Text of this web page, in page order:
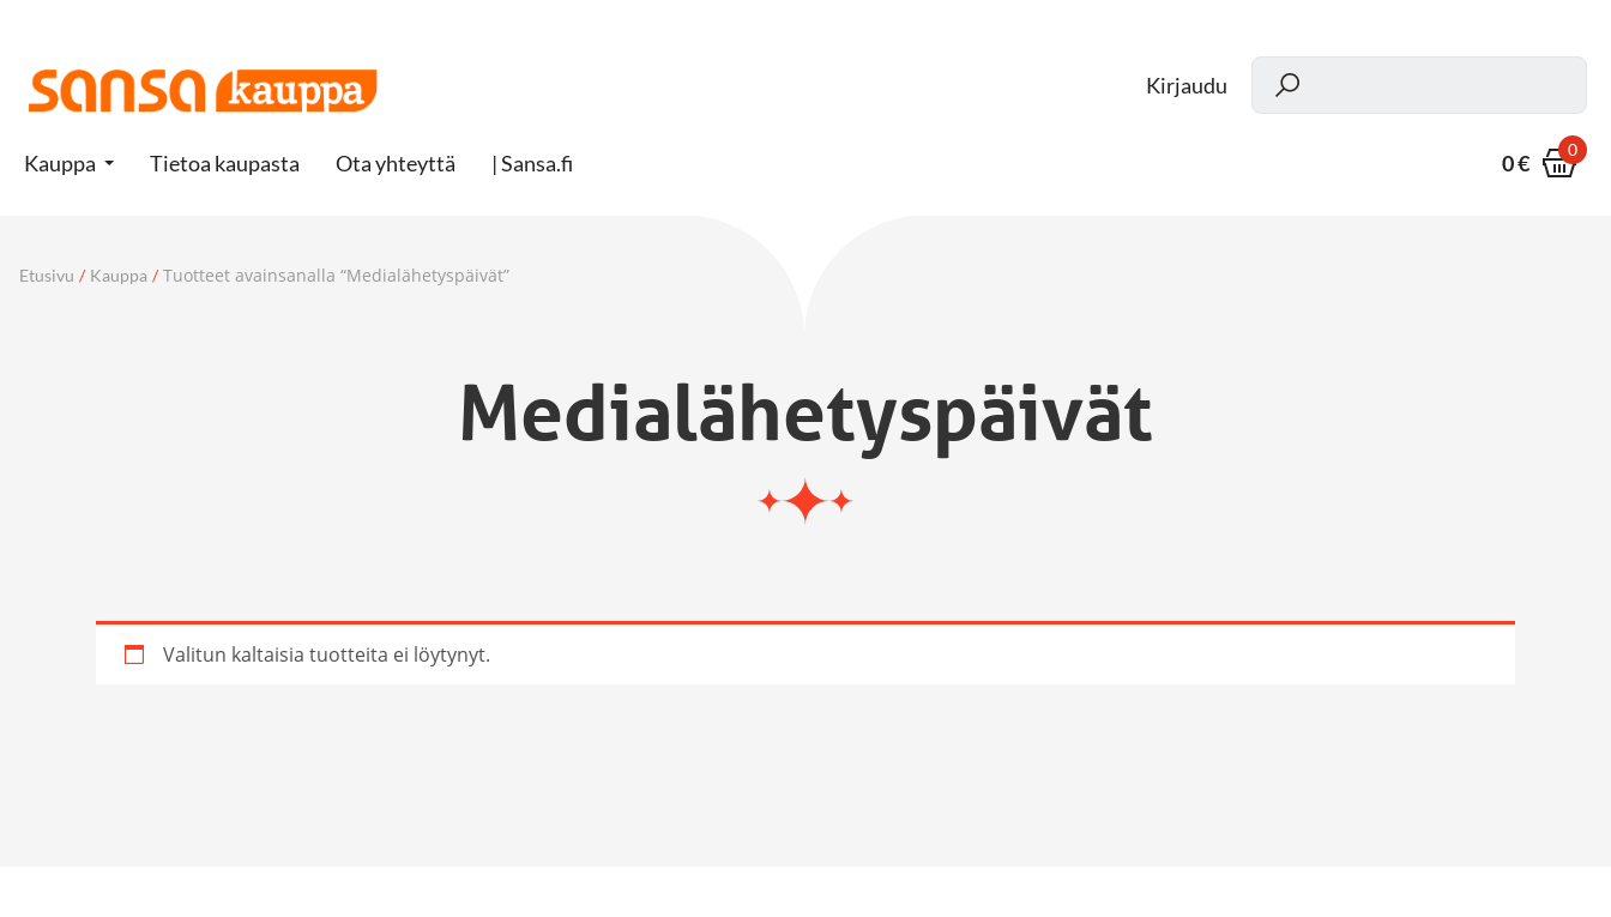
Kirjaudu
Kauppa Tietoa kaupasta Ota yhteyttä | Sansa.fi 0 €
0
Etusivu / Kauppa / Tuotteet avainsanalla “Medialähetyspäivät”
Medialähetyspäivät
Valitun kaltaisia tuotteita ei löytynyt.